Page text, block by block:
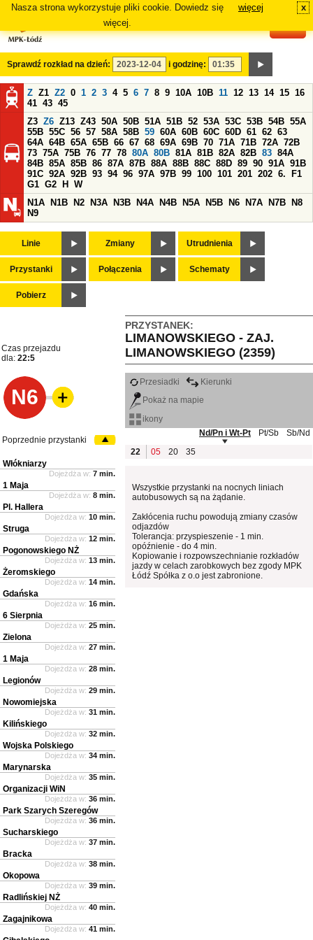
Nasza strona wykorzystuje pliki cookie. Dowiedz się
więcej.
więcej x
Sprawdź rozkład na dzień: i godzinę:
Z Z1 Z2 0 1 2 3 4 5 6 7 8 9 10A 10B 11 12 13 14 15 16
41 43 45
Z3 Z6 Z13 Z43 50A 50B 51A 51B 52 53A 53C 53B 54B 55A
55B 55C 56 57 58A 58B 59 60A 60B 60C 60D 61 62 63
64A 64B 65A 65B 66 67 68 69A 69B 70 71A 71B 72A 72B
73 75A 75B 76 77 78 80A 80B 81A 81B 82A 82B 83 84A
84B 85A 85B 86 87A 87B 88A 88B 88C 88D 89 90 91A 91B
91C 92A 92B 93 94 96 97A 97B 99 100 101 201 202 6.
F1
G1 G2 H
W
N1A
N1B N2 N3A N3B N4A N4B N5A N5B N6 N7A N7B
N8
N9
Linie Zmiany Utrudnienia
Przystanki Połączenia Schematy
Pobierz
PRZYSTANEK:
LIMANOWSKIEGO - ZAJ.
LIMANOWSKIEGO (2359)
Czas przejazdu
dla: 22:5
N6
Przesiadki
Kierunki
Pokaż na mapie
ikony
Nd/Pn i Wt-Pt
Pt/Sb
Sb/Nd
22
05 20 35
Wszystkie przystanki na nocnych liniach
autobusowych są na żądanie.
Zakłócenia ruchu powodują zmiany czasów
odjazdów
Tolerancja: przyspieszenie - 1 min.
opóźnienie - do 4 min.
Kopiowanie i rozpowszechnianie rozkładów
jazdy w celach zarobkowych bez zgody MPK
Łódź Spółka z o.o jest zabronione.
Poprzednie przystanki
Włókniarzy
Dojeżdża w: 7 min.
1 Maja
Dojeżdża w: 8 min.
Pl. Hallera
Dojeżdża w: 10 min.
Struga
Dojeżdża w: 12 min.
Pogonowskiego NŻ
Dojeżdża w: 13 min.
Żeromskiego
Dojeżdża w: 14 min.
Gdańska
Dojeżdża w: 16 min.
6 Sierpnia
Dojeżdża w: 25 min.
Zielona
Dojeżdża w: 27 min.
1 Maja
Dojeżdża w: 28 min.
Legionów
Dojeżdża w: 29 min.
Nowomiejska
Dojeżdża w: 31 min.
Kilińskiego
Dojeżdża w: 32 min.
Wojska Polskiego
Dojeżdża w: 34 min.
Marynarska
Dojeżdża w: 35 min.
Organizacji WiN
Dojeżdża w: 36 min.
Park Szarych Szeregów
Dojeżdża w: 36 min.
Sucharskiego
Dojeżdża w: 37 min.
Bracka
Dojeżdża w: 38 min.
Okopowa
Dojeżdża w: 39 min.
Radlińskiej NŻ
Dojeżdża w: 40 min.
Zagajnikowa
Dojeżdża w: 41 min.